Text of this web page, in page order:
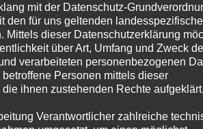
Book your
now
Not registered yet? Click
mit der Datenschutz-
den für uns geltenden
Mittels dieser Datenschutzerklärung
über Art, Umfang und Zweck
verarbeiteten personenbezogenen
Personen mittels dieser
ihnen zustehenden Rechte
Verantwortlicher zahlreiche